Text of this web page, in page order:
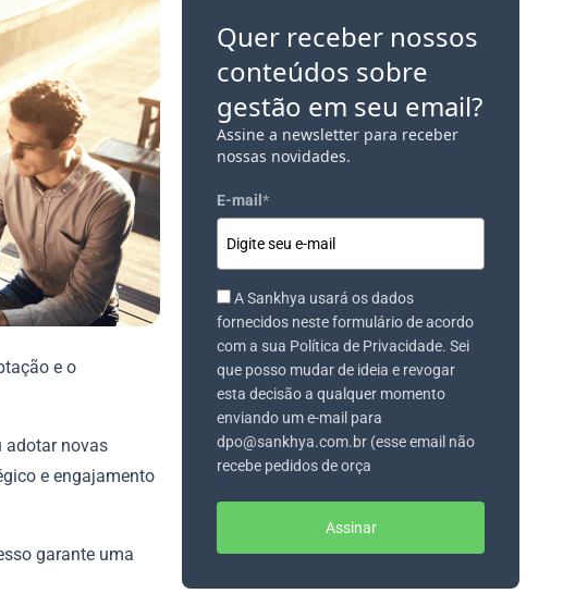
e o
adotar novas
e engajamento
garante uma
Quer receber nossos
conteúdos sobre
gestão em seu email?
Assine a newsletter para receber
nossas novidades.
E-mail *
A Sankhya usará os dados
fornecidos neste formulário de acordo
com a sua Política de Privacidade. Sei
que posso mudar de ideia e revogar
esta decisão a qualquer momento
enviando um e-mail para
dpo@sankhya.com.br (esse email não
recebe pedidos de orça
Assinar